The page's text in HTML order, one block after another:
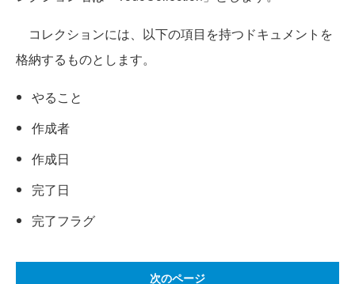
コレクションには、以下の項目を持つドキュメントを
格納するものとします。
やること
作成者
作成日
完了日
完了フラグ
次のページ